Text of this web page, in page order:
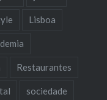
Lisboa
Restaurantes
sociedade